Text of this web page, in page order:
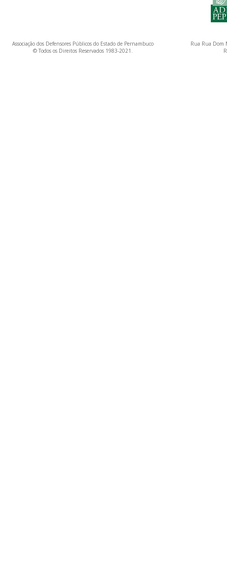
Associação dos Defensores Públicos do Estado de Pernambuco
© Todos os Direitos Reservados 1983-2021.
Rua Rua Dom